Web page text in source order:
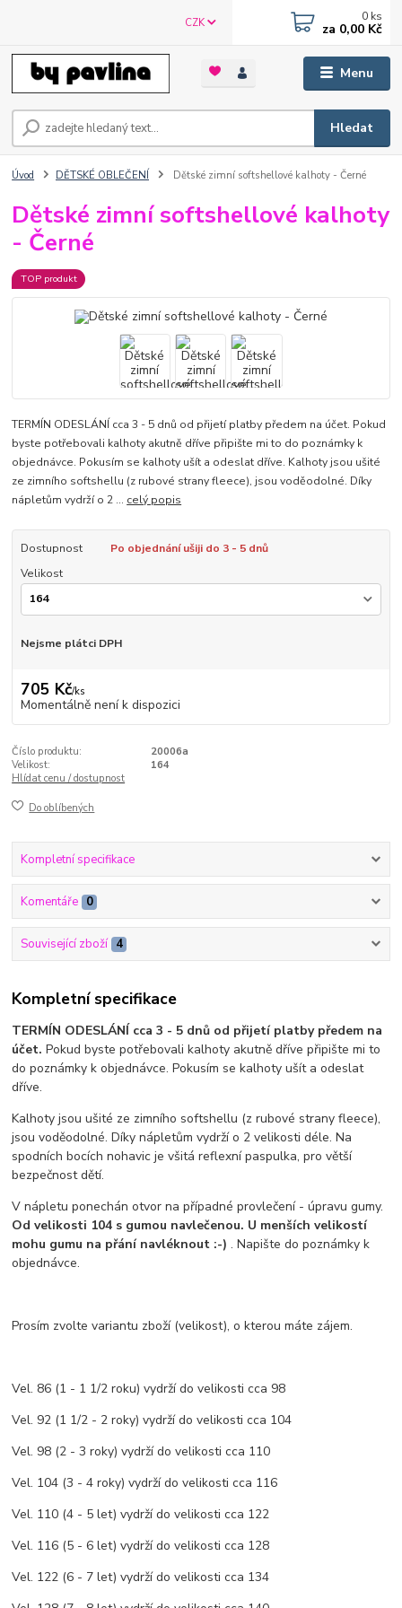
Menu
CZK
Hledat
0 ks
za 0,00 Kč
Úvod DĚTSKÉ OBLEČENÍ Dětské zimní softshellové kalhoty - Černé
Dětské zimní softshellové kalhoty
- Černé
TOP produkt
TERMÍN ODESLÁNÍ cca 3 - 5 dnů od přijetí platby předem na účet. Pokud
byste potřebovali kalhoty akutně dříve připište mi to do poznámky k
objednávce. Pokusím se kalhoty ušít a odeslat dříve. Kalhoty jsou ušité
ze zimního softshellu (z rubové strany fleece), jsou voděodolné. Díky
nápletům vydrží o 2 ... celý popis
Dostupnost
Po objednání ušiji do 3 - 5 dnů
Velikost
Nejsme plátci DPH
705 Kč/ks
Momentálně není k dispozici
Číslo produktu:
20006a
Velikost:
164
Hlídat cenu / dostupnost
Do oblíbených
Kompletní specifikace
Komentáře 0
Související zboží 4
Kompletní specifikace
TERMÍN ODESLÁNÍ cca 3 - 5 dnů od přijetí platby předem na
účet.Pokud byste potřebovali kalhoty akutně dříve připište mi to
do poznámky k objednávce. Pokusím se kalhoty ušít a odeslat
dříve.
Kalhoty jsou ušité ze zimního softshellu (z rubové strany fleece),
jsou voděodolné. Díky nápletům vydrží o 2 velikosti déle. Na
spodních bocích nohavic je všitá reflexní paspulka, pro větší
bezpečnost dětí.
V nápletu ponechán otvor na případné provlečení - úpravu gumy.
Od velikosti 104 s gumou navlečenou. U menších velikostí
mohu gumu na přání navléknout :-) . Napište do poznámky k
objednávce.
Prosím zvolte variantu zboží (velikost), o kterou máte zájem.
Vel. 86 (1 - 1 1/2 roku) vydrží do velikosti cca 98
Vel. 92 (1 1/2 - 2 roky) vydrží do velikosti cca 104
Vel. 98 (2 - 3 roky) vydrží do velikosti cca 110
Vel. 104 (3 - 4 roky) vydrží do velikosti cca 116
Vel. 110 (4 - 5 let) vydrží do velikosti cca 122
Vel. 116 (5 - 6 let) vydrží do velikosti cca 128
Vel. 122 (6 - 7 let) vydrží do velikosti cca 134